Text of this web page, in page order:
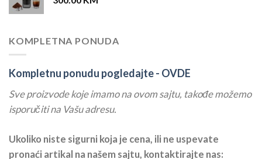
KOMPLETNA PONUDA
Kompletnu ponudu pogledajte - OVDE
Sve proizvode koje imamo na ovom sajtu, takođe možemo
isporučiti na Vašu adresu.
Ukoliko niste sigurni koja je cena, ili ne uspevate
pronaći artikal na našem sajtu, kontaktirajte nas: